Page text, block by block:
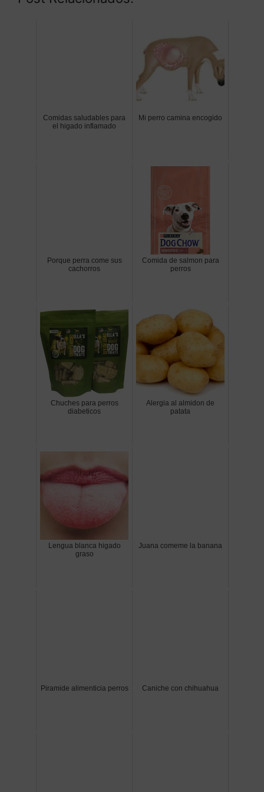
Comidas saludables para
el higado inflamado
Mi perro camina encogido
Porque perra come sus
cachorros
Comida de salmon para
perros
Chuches para perros
diabeticos
Alergia al almidon de
patata
Lengua blanca higado
graso
Juana comeme la banana
Piramide alimenticia perros Caniche con chihuahua